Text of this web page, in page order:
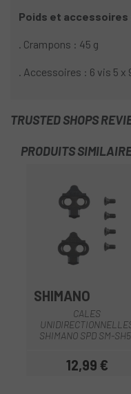
Poids et accessoires
. Crampons : 45 g
. Accessoires : 6 vis 5 x
TRUSTED SHOPS
PRODUITS
SHIMANO
CALES
SHIMANO SPD SM-
Prix
12,99 €